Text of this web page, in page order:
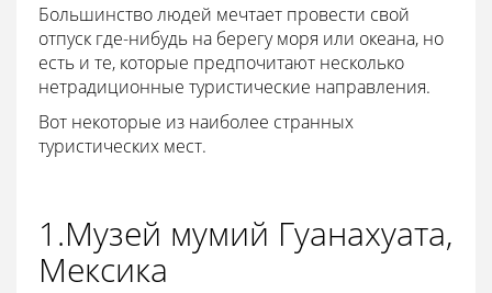
Большинство людей мечтает провести свой
отпуск где-нибудь на берегу моря или океана, но
есть и те, которые предпочитают несколько
нетрадиционные туристические направления.
Вот некоторые из наиболее странных
туристических мест.
1.Музей мумий Гуанахуата,
Мексика